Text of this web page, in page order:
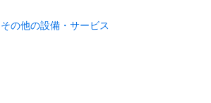
その他の設備・サービス